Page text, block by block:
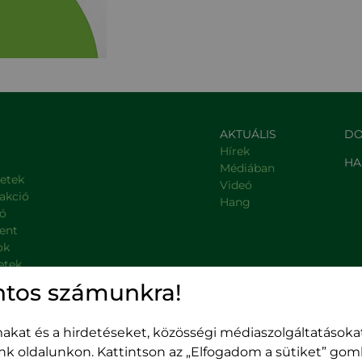
kormányzati intézmények
AKTUÁLIS
Hírek
Médiában
Videó
Hang
számunkra!
és a hirdetéseket, közösségi
oldalunkon. Kattintson az „Elfogadom a sütiket”